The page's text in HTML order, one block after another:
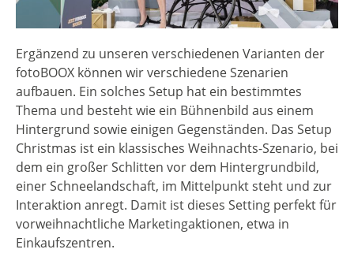
Ergänzend zu unseren verschiedenen Varianten der
fotoBOOX können wir verschiedene Szenarien
aufbauen. Ein solches Setup hat ein bestimmtes
Thema und besteht wie ein Bühnenbild aus einem
Hintergrund sowie einigen Gegenständen. Das Setup
Christmas ist ein klassisches Weihnachts-Szenario, bei
dem ein großer Schlitten vor dem Hintergrundbild,
einer Schneelandschaft, im Mittelpunkt steht und zur
Interaktion anregt. Damit ist dieses Setting perfekt für
vorweihnachtliche Marketingaktionen, etwa in
Einkaufszentren.